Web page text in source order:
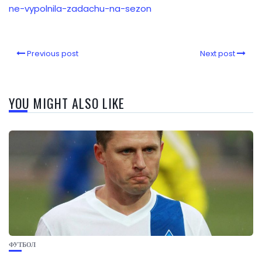
ne-vypolnila-zadachu-na-sezon
Previous post Next post
YOU MIGHT ALSO LIKE
ФУТБОЛ